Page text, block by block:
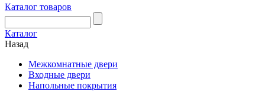
Каталог товаров
Каталог
Назад
Межкомнатные двери
Входные двери
Напольные покрытия